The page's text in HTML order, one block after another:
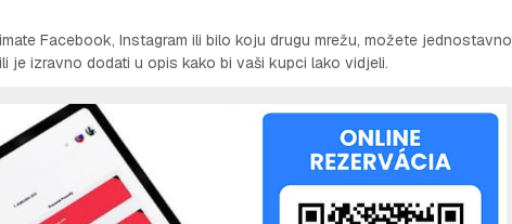
Facebook, Instagram ili bilo koju drugu mrežu, možete jednostavno
izravno dodati u opis kako bi vaši kupci lako vidjeli.